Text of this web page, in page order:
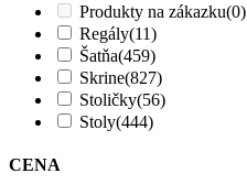
Produkty na zákazku(0)
Regály(11)
Šatňa(459)
Skrine(827)
Stoličky(56)
Stoly(444)
CENA